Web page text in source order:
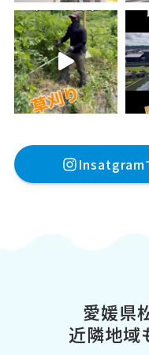
Insatgram
愛媛県
近隣地域